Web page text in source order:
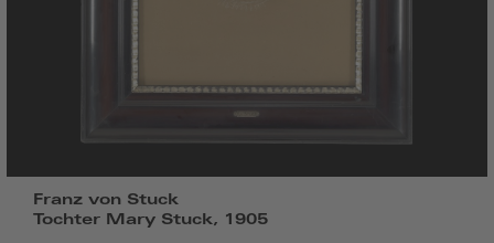
Franz von Stuck
Tochter Mary Stuck, 1905